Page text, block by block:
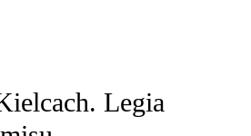
Legia